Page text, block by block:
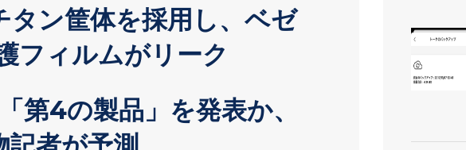
ン筐体を採用し、ベゼ
フィルムがリーク
4の製品」を発表か、